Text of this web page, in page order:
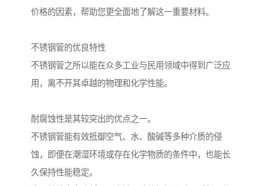
价格的因素，帮助您更全面地了解这一重要材料。
不锈钢管的优良特性
不锈钢管之所以能在众多工业与民用领域中得到广泛应
用，离不开其卓越的物理和化学性能。
耐腐蚀性是其较突出的优点之一。
不锈钢管能有效抵御空气、水、酸碱等多种介质的侵
蚀，即便在潮湿环境或存在化学物质的条件中，也能长
久保持性能稳定。